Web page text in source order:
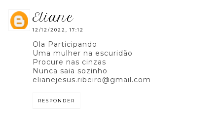
eliane
12/12/2022, 17:12
Ola Participando
Uma mulher na escuridão
Procure nas cinzas
Nunca saia sozinho
elianejesus.ribeiro@gmail.com
RESPONDER